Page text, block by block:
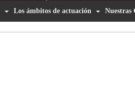
Los ámbitos de actuación Nuestras